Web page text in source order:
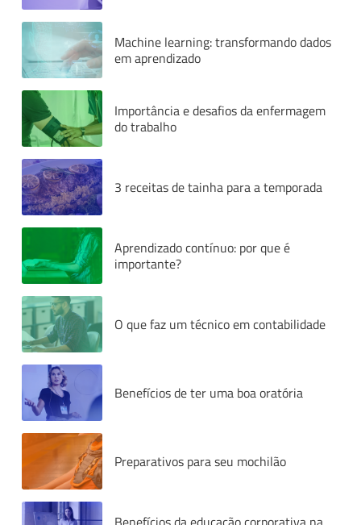
Machine learning: transformando dados
em aprendizado
Importância e desafios da enfermagem
do trabalho
3 receitas de tainha para a temporada
Aprendizado contínuo: por que é
importante?
O que faz um técnico em contabilidade
Benefícios de ter uma boa oratória
Preparativos para seu mochilão